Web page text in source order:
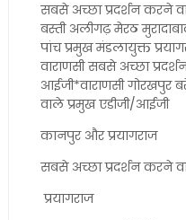
सबसे अच्छा प्रदर्शन करने
बस्ती अलीगढ़ मेरठ
पांच प्रमुख मंडलायुक्त
वाराणसी सबसे अच्छा
आईजी*वाराणसी गोरखपुर
वाले प्रमुख एडीजी/आईजी
कानपुर और प्रयागराज
सबसे अच्छा प्रदर्शन करने
प्रयागराज